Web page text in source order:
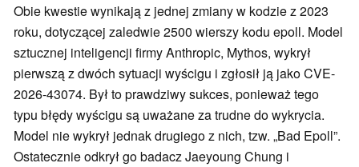
Obie kwestie wynikają z jednej zmiany w kodzie z 2023
roku, dotyczącej zaledwie 2500 wierszy kodu epoll. Model
sztucznej inteligencji firmy Anthropic, Mythos, wykrył
pierwszą z dwóch sytuacji wyścigu i zgłosił ją jako CVE-
2026-43074. Był to prawdziwy sukces, ponieważ tego
typu błędy wyścigu są uważane za trudne do wykrycia.
Model nie wykrył jednak drugiego z nich, tzw. „Bad Epoll”.
Ostatecznie odkrył go badacz Jaeyoung Chung i